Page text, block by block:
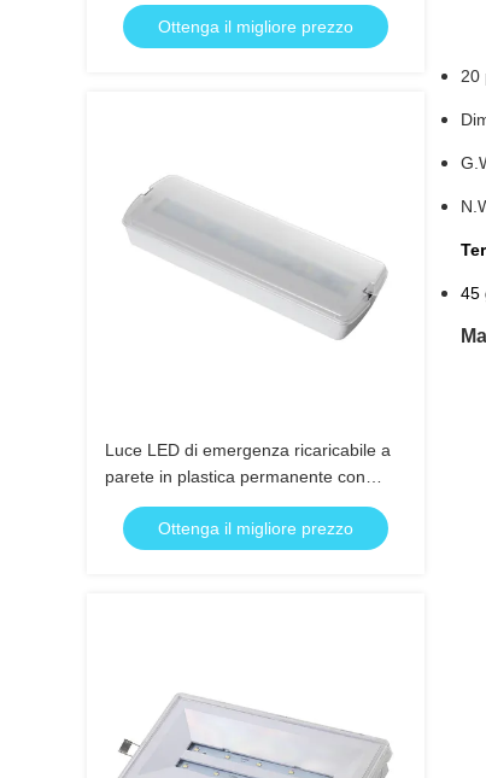
Ottenga il migliore prezzo
Luce LED di emergenza ricaricabile a
parete in plastica permanente con
backup di 3 ore e batteria Ni-Cd,
certificazione IP20
Ottenga il migliore prezzo
20
45